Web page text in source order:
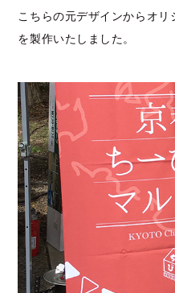
こちらの元デザインからオリ
を製作いたしました。